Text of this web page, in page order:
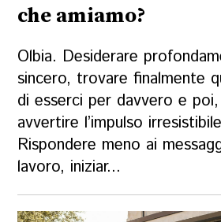
che amiamo?
Olbia. Desiderare
sincero, trovare finalmente
di esserci per davvero e poi,
avvertire l’impulso
Rispondere meno ai
lavoro, iniziar...